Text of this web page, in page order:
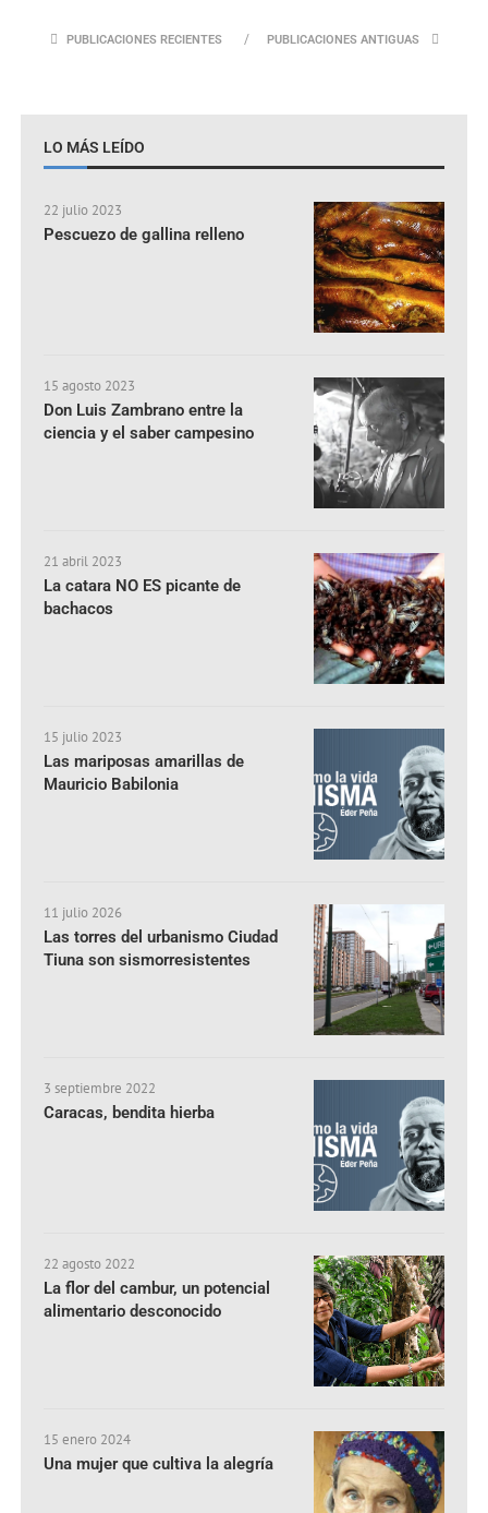
PUBLICACIONES RECIENTES PUBLICACIONES ANTIGUAS
LO MÁS LEÍDO
22 julio 2023
Pescuezo de gallina relleno
15 agosto 2023
Don Luis Zambrano entre la
ciencia y el saber campesino
21 abril 2023
La catara NO ES picante de
bachacos
15 julio 2023
Las mariposas amarillas de
Mauricio Babilonia
11 julio 2026
Las torres del urbanismo Ciudad
Tiuna son sismorresistentes
3 septiembre 2022
Caracas, bendita hierba
22 agosto 2022
La flor del cambur, un potencial
alimentario desconocido
15 enero 2024
Una mujer que cultiva la alegría